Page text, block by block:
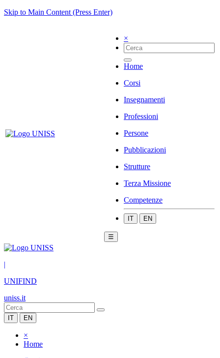
Skip to Main Content (Press Enter)
×
Home
Corsi
Insegnamenti
Professioni
Persone
Pubblicazioni
Strutture
Terza Missione
Competenze
IT EN
☰
|
UNIFIND
uniss.it
IT EN
×
Home